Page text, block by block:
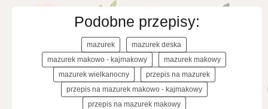
Podobne przepisy:
mazurek
mazurek deska
mazurek makowo - kajmakowy
mazurek makowy
mazurek wielkanocny
przepis na mazurek
przepis na mazurek makowo - kajmakowy
przepis na mazurek makowy